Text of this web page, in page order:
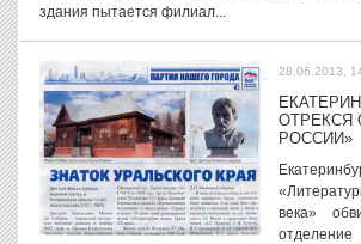
здания пытается филиал...
28.06.2013,
ОТРЕКСЯ
РОССИИ»
века»